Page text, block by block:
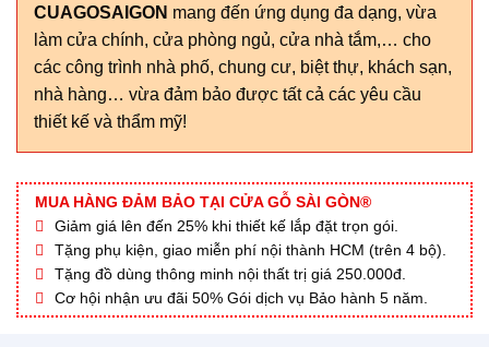
CUAGOSAIGON mang đến ứng dụng đa dạng, vừa
làm cửa chính, cửa phòng ngủ, cửa nhà tắm,… cho
các công trình nhà phố, chung cư, biệt thự, khách sạn,
nhà hàng… vừa đảm bảo được tất cả các yêu cầu
thiết kế và thẩm mỹ!
MUA HÀNG ĐẢM BẢO TẠI CỬA GỖ SÀI GÒN®
Giảm giá lên đến 25% khi thiết kế lắp đặt trọn gói.
Tặng phụ kiện, giao miễn phí nội thành HCM (trên 4 bộ).
Tặng đồ dùng thông minh nội thất trị giá 250.000đ.
Cơ hội nhận ưu đãi 50% Gói dịch vụ Bảo hành 5 năm.